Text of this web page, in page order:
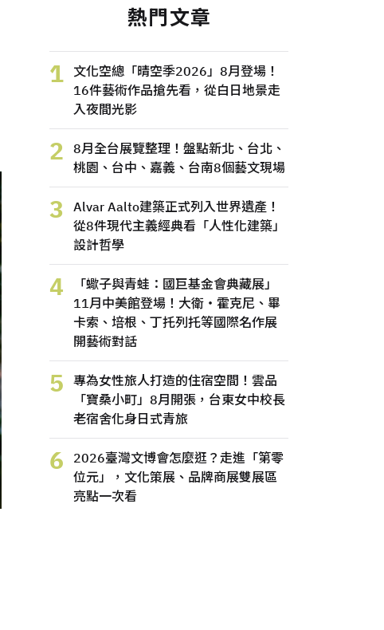
熱門文章
1
文化空總「晴空季2026」8月登場！
16件藝術作品搶先看，從白日地景走
入夜間光影
2
8月全台展覽整理！盤點新北、台北、
桃園、台中、嘉義、台南8個藝文現場
3
Alvar Aalto建築正式列入世界遺產！
從8件現代主義經典看「人性化建築」
設計哲學
4
「蠍子與青蛙：國巨基金會典藏展」
11月中美館登場！大衛・霍克尼、畢
卡索、培根、丁托列托等國際名作展
開藝術對話
5
專為女性旅人打造的住宿空間！雲品
「寶桑小町」8月開張，台東女中校長
老宿舍化身日式青旅
6
2026臺灣文博會怎麼逛？走進「第零
位元」，文化策展、品牌商展雙展區
亮點一次看